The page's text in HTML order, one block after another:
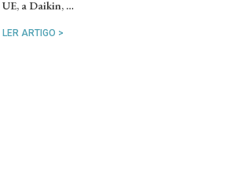
UE, a Daikin, …
LER ARTIGO >